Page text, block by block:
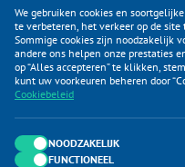
KLANTENSERVICE
CATEGORIEËN
DUIJVELAAR E-
We gebruiken cookies en
te verbeteren, het verkeer op de
Sommige cookies zijn noodzakelijk
andere ons helpen onze prestaties
op “Alles accepteren” te klikken,
kunt uw voorkeuren beheren door
Cookiebeleid
NOODZAKELIJK
FUNCTIONEEL